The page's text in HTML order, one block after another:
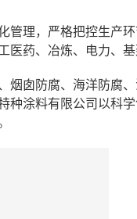
理，严格把控生产
药、冶炼、电力、
囱防腐、海洋防腐
涂料有限公司以科